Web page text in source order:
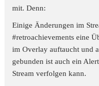
mit. Denn:
Einige Änderungen im
#retroachievements eine
im Overlay auftaucht und
gebunden ist auch ein
Stream verfolgen kann.